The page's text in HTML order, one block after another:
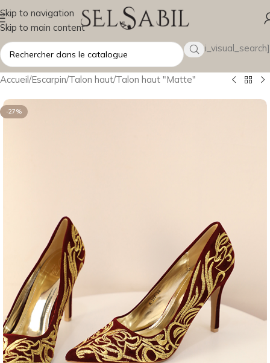
Skip to navigation
Skip to main content
[wsbi_visual_search]
Accueil/Escarpin/Talon haut/Talon haut "Matte"
-27%